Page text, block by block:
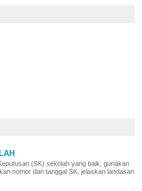
(SK) sekolah yang baik, gunakan
nomor dan tanggal SK, jelaskan landasan